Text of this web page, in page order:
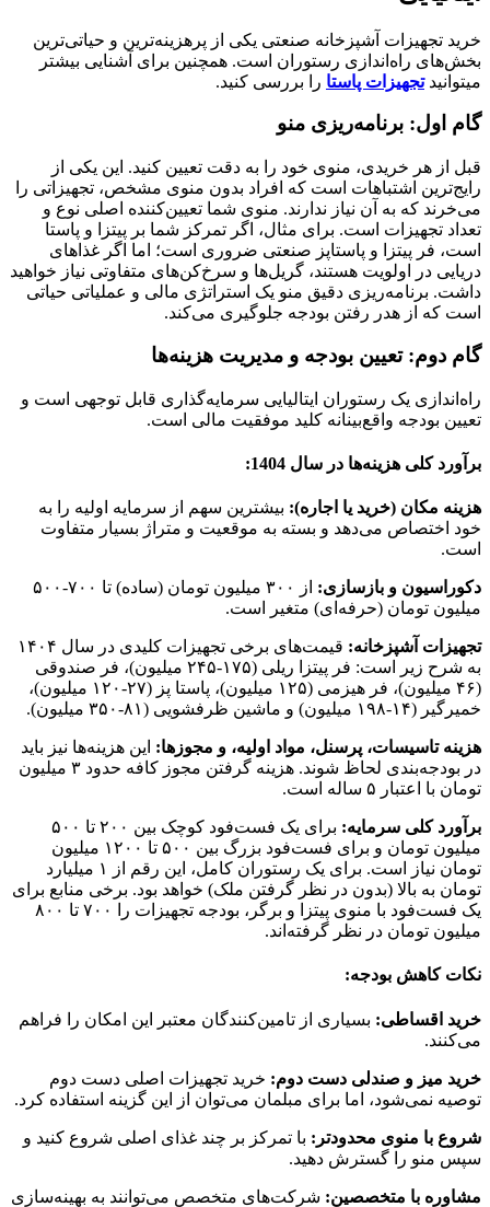
خرید تجهیزات آشپزخانه صنعتی یکی از پرهزینه‌ترین و حیاتی‌ترین
بخش‌های راه‌اندازی رستوران است. همچنین برای آشنایی بیشتر
میتوانیدتجهیزات پاستا را بررسی کنید.
گام اول: برنامه‌ریزی منو
قبل از هر خریدی، منوی خود را به دقت تعیین کنید. این یکی از
رایج‌ترین اشتباهات است که افراد بدون منوی مشخص، تجهیزاتی را
می‌خرند که به آن نیاز ندارند. منوی شما تعیین‌کننده اصلی نوع و
تعداد تجهیزات است. برای مثال، اگر تمرکز شما بر پیتزا و پاستا
است، فر پیتزا و پاستاپز صنعتی ضروری است؛ اما اگر غذاهای
دریایی در اولویت هستند، گریل‌ها و سرخ‌کن‌های متفاوتی نیاز خواهید
داشت. برنامه‌ریزی دقیق منو یک استراتژی مالی و عملیاتی حیاتی
است که از هدر رفتن بودجه جلوگیری می‌کند.
گام دوم: تعیین بودجه و مدیریت هزینه‌ها
راه‌اندازی یک رستوران ایتالیایی سرمایه‌گذاری قابل توجهی است و
تعیین بودجه واقع‌بینانه کلید موفقیت مالی است.
برآورد کلی هزینه‌ها در سال 1404:
هزینه مکان (خرید یا اجاره): بیشترین سهم از سرمایه اولیه را به
خود اختصاص می‌دهد و بسته به موقعیت و متراژ بسیار متفاوت
است.
دکوراسیون و بازسازی:
از ۳۰۰ میلیون تومان (ساده) تا ۷۰۰-۵۰۰
میلیون تومان (حرفه‌ای) متغیر است.
تجهیزات آشپزخانه:
قیمت‌های برخی تجهیزات کلیدی در سال ۱۴۰۴
به شرح زیر است: فر پیتزا ریلی (۱۷۵-۲۴۵ میلیون)، فر صندوقی
(۴۶ میلیون)، فر هیزمی (۱۲۵ میلیون)، پاستا پز (۲۷-۱۲۰ میلیون)،
خمیرگیر (۱۴-۱۹۸ میلیون) و ماشین ظرفشویی (۸۱-۳۵۰ میلیون).
هزینه تاسیسات، پرسنل، مواد اولیه، و مجوزها: این هزینه‌ها نیز باید
در بودجه‌بندی لحاظ شوند. هزینه گرفتن مجوز کافه حدود ۳ میلیون
تومان با اعتبار ۵ ساله است.
برآورد کلی سرمایه:
برای یک فست‌فود کوچک بین ۲۰۰ تا ۵۰۰
میلیون تومان و برای فست‌فود بزرگ بین ۵۰۰ تا ۱۲۰۰ میلیون
تومان نیاز است. برای یک رستوران کامل، این رقم از ۱ میلیارد
تومان به بالا (بدون در نظر گرفتن ملک) خواهد بود. برخی منابع برای
یک فست‌فود با منوی پیتزا و برگر، بودجه تجهیزات را ۷۰۰ تا ۸۰۰
میلیون تومان در نظر گرفته‌اند.
نکات کاهش بودجه:
خرید اقساطی: بسیاری از تامین‌کنندگان معتبر این امکان را فراهم
می‌کنند.
خرید میز و صندلی دست دوم: خرید تجهیزات اصلی دست دوم
توصیه نمی‌شود، اما برای مبلمان می‌توان از این گزینه استفاده کرد.
شروع با منوی محدودتر: با تمرکز بر چند غذای اصلی شروع کنید و
سپس منو را گسترش دهید.
مشاوره با متخصصین: شرکت‌های متخصص می‌توانند به بهینه‌سازی